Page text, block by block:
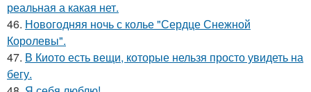
реальная а какая нет.
46. Новогодняя ночь с колье "Сердце Снежной
Королевы".
47. В Киото есть вещи, которые нельзя просто увидеть на
бегу.